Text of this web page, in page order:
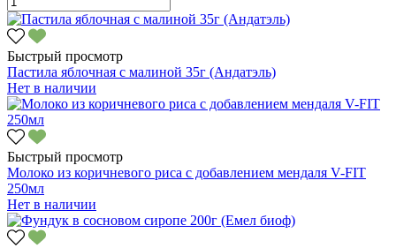
Быстрый просмотр
Пастила яблочная с малиной 35г (Андатэль)
Нет в наличии
Быстрый просмотр
Молоко из коричневого риса с добавлением мендаля V-FIT
250мл
Нет в наличии